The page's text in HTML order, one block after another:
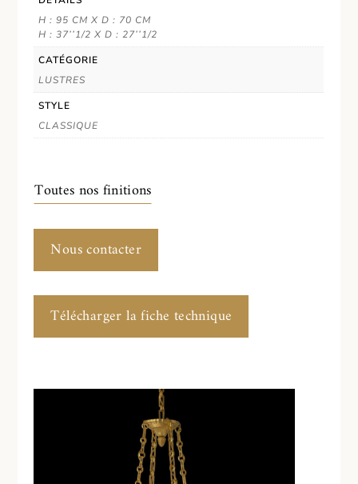
H : 95 CM X D : 70 CM
H : 37’’1/2 X D : 27’’1/2
CATÉGORIE
LUSTRES
STYLE
CLASSIQUE
Toutes nos finitions
Nous contacter
Télécharger la fiche technique